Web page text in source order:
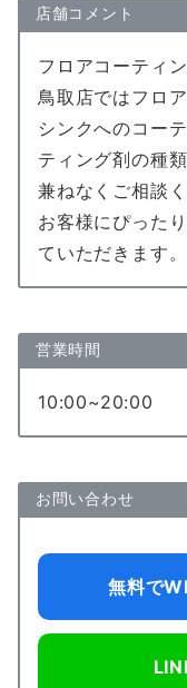
店舗コメント
フロアコーティ
鳥取店ではフロ
シンクへのコー
ティング剤の種
兼ねなくご相談
お客様にぴった
ていただきます。
営業時間
10:00~20:00
お問い合わせ
無料で